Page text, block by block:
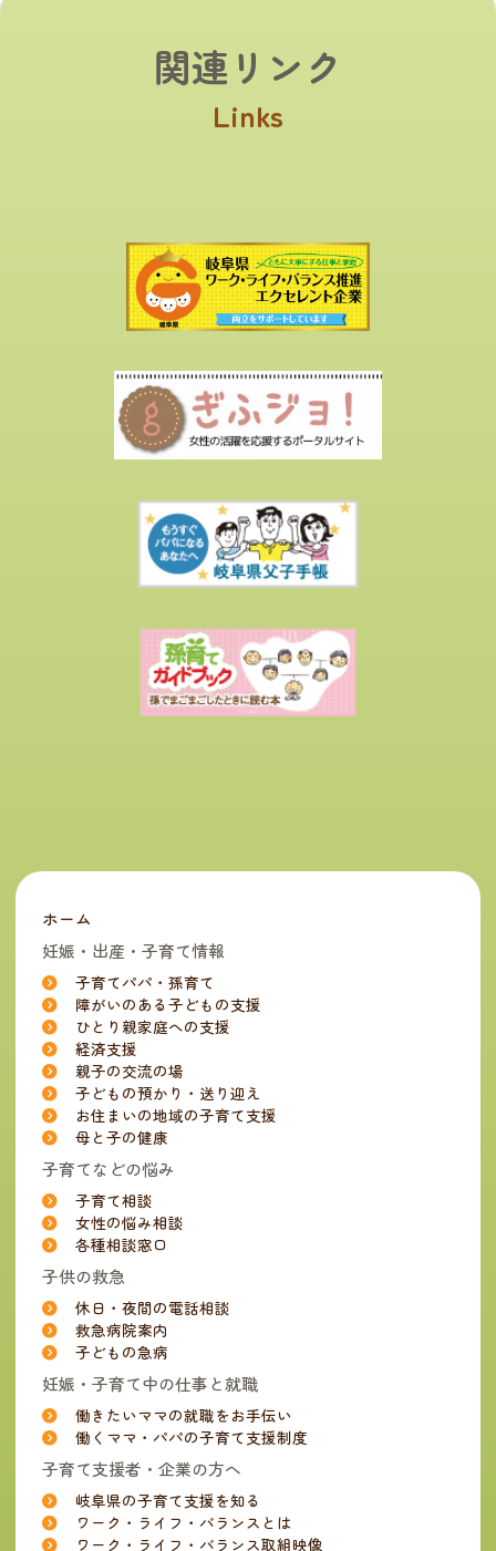
関連リンク
Links
ホーム
妊娠・出産・子育て情報
子育てパパ・孫育て
障がいのある子どもの支援
ひとり親家庭への支援
経済支援
親子の交流の場
子どもの預かり・送り迎え
お住まいの地域の子育て支援
母と子の健康
子育てなどの悩み
子育て相談
女性の悩み相談
各種相談窓口
子供の救急
休日・夜間の電話相談
救急病院案内
子どもの急病
妊娠・子育て中の仕事と就職
働きたいママの就職をお手伝い
働くママ・パパの子育て支援制度
子育て支援者・企業の方へ
岐阜県の子育て支援を知る
ワーク・ライフ・バランスとは
ワーク・ライフ・バランス取組映像